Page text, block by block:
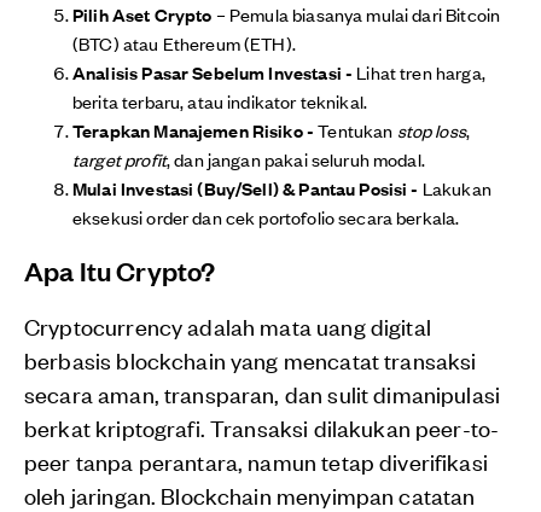
Pilih Aset Crypto– Pemula biasanya mulai dari Bitcoin
(BTC) atau Ethereum (ETH).
Analisis Pasar Sebelum Investasi - Lihat tren harga,
berita terbaru, atau indikator teknikal.
Terapkan Manajemen Risiko -Tentukan stop loss,
target profit, dan jangan pakai seluruh modal.
Mulai Investasi (Buy/Sell) & Pantau Posisi - Lakukan
eksekusi order dan cek portofolio secara berkala.
Apa Itu Crypto?
Cryptocurrency adalah mata uang digital
berbasis blockchain yang mencatat transaksi
secara aman, transparan, dan sulit dimanipulasi
berkat kriptografi. Transaksi dilakukan peer-to-
peer tanpa perantara, namun tetap diverifikasi
oleh jaringan. Blockchain menyimpan catatan